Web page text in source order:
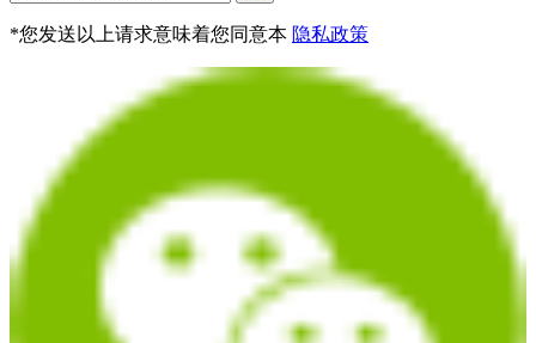
*您发送以上请求意味着您同意本 隐私政策